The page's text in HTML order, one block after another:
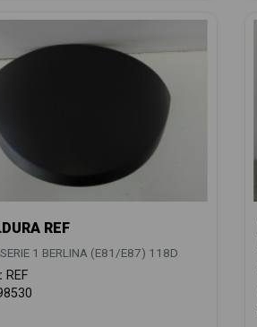
REF
1 BERLINA (E81/E87) 118D
REF